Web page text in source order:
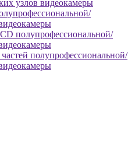
узлов видеокамеры
полупрофессиональной/
полупрофессиональной/